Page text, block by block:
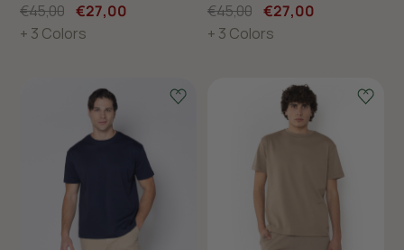
€45,00 €27,00
+ 3 Colors
€45,00 €27,00
+ 3 Colors